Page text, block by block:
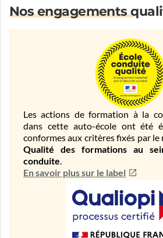
Nos engagements
Les actions de formation à la
dans cette auto-école ont été
conformes aux critères fixés par
Qualité des formations au
conduite.
En savoir plus sur le label